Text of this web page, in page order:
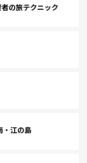
の旅テクニック
・江の島